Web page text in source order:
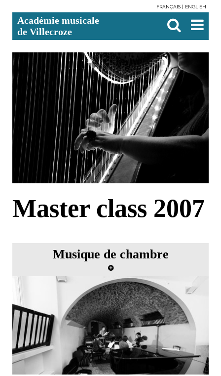
contenu.
Aller
à
navigation
personnels
FRANÇAIS ENGLISH
Académie musicale
de Villecroze

avancée…
Master class 2007
Musique de chambre
Master class de musique de chambre avec
Emmanuel Ax